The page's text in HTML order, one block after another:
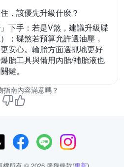
，該優先升級什麼？
下手：若是V煞，建議升級碟
；碟煞若預算允許選油壓，
安心。輪胎方面選抓地更好
胎工具與備用內胎/補胎液也
鍵。
指南內容滿意嗎？